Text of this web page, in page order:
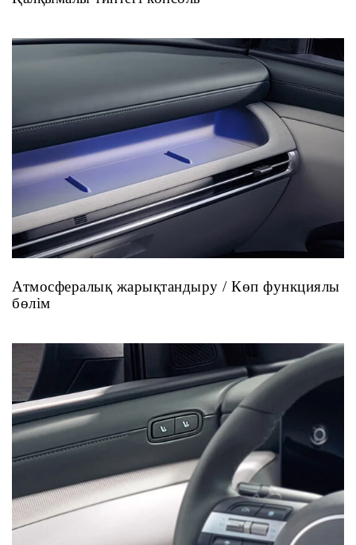
Атмосфералық жарықтандыру / Көп функциялы
бөлім